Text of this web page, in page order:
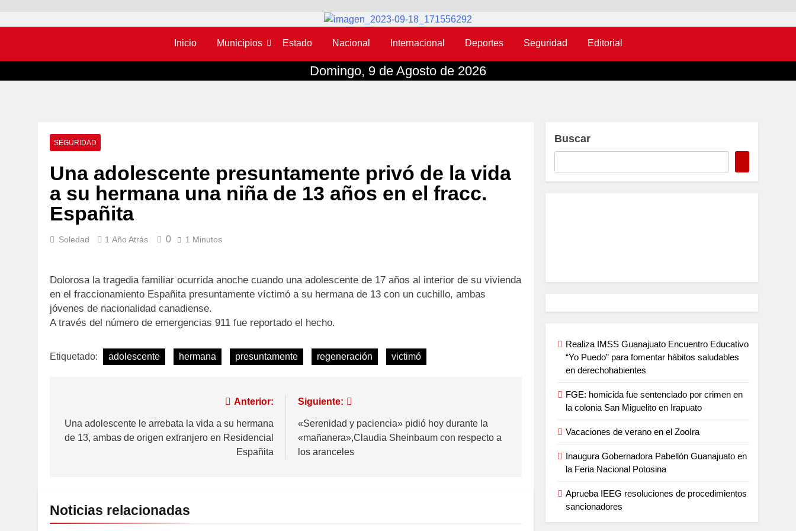
Inicio Municipios Estado Nacional Internacional Deportes Seguridad Editorial
Domingo, 9 de Agosto de 2026
SEGURIDAD
Una adolescente presuntamente privó de la vida
a su hermana una niña de 13 años en el fracc.
Españita
Soledad 1 Año Atrás 0 1 Minutos
Dolorosa la tragedia familiar ocurrida anoche cuando una adolescente de 17 años al interior de su vivienda
en el fraccionamiento Españita presuntamente víctimó a su hermana de 13 con un cuchillo, ambas
jóvenes de nacionalidad canadiense.
A través del número de emergencias 911 fue reportado el hecho.
Etiquetado: adolescente hermana presuntamente regeneración victimó
Anterior:
Una adolescente le arrebata la vida a su hermana
de 13, ambas de origen extranjero en Residencial
Españita
Siguiente:
«Serenidad y paciencia» pidió hoy durante la
«mañanera»,Claudia Sheinbaum con respecto a
los aranceles
Noticias relacionadas
Buscar
Realiza IMSS Guanajuato Encuentro Educativo
“Yo Puedo” para fomentar hábitos saludables
en derechohabientes
FGE: homicida fue sentenciado por crimen en
la colonia San Miguelito en Irapuato
Vacaciones de verano en el ZooIra
Inaugura Gobernadora Pabellón Guanajuato en
la Feria Nacional Potosina
Aprueba IEEG resoluciones de procedimientos
sancionadores